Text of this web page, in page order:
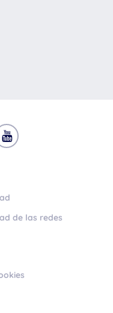
de las redes